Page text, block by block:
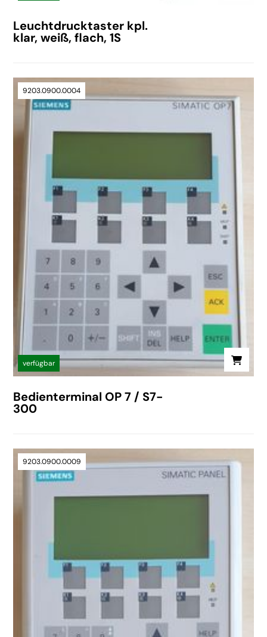
Leuchtdrucktaster kpl.
klar, weiß, flach, 1S
9203.0900.0004
verfügbar
Bedienterminal OP 7 / S7-
300
9203.0900.0009